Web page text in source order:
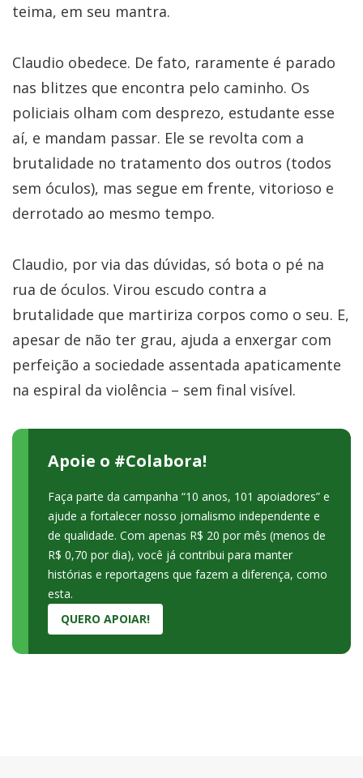
teima, em seu mantra.
Claudio obedece. De fato, raramente é parado
nas blitzes que encontra pelo caminho. Os
policiais olham com desprezo, estudante esse
aí, e mandam passar. Ele se revolta com a
brutalidade no tratamento dos outros (todos
sem óculos), mas segue em frente, vitorioso e
derrotado ao mesmo tempo.
Claudio, por via das dúvidas, só bota o pé na
rua de óculos. Virou escudo contra a
brutalidade que martiriza corpos como o seu. E,
apesar de não ter grau, ajuda a enxergar com
perfeição a sociedade assentada apaticamente
na espiral da violência – sem final visível.
Apoie o #Colabora!
Faça parte da campanha “10 anos, 101 apoiadores” e
ajude a fortalecer nosso jornalismo independente e
de qualidade. Com apenas R$ 20 por mês (menos de
R$ 0,70 por dia), você já contribui para manter
histórias e reportagens que fazem a diferença, como
esta.
QUERO APOIAR!